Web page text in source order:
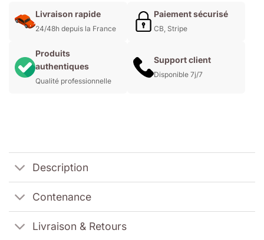
Livraison rapide
24/48h depuis la France
Paiement sécurisé
CB, Stripe
Produits
authentiques
Qualité professionnelle
Support client
Disponible 7j/7
Description
Contenance
Livraison & Retours